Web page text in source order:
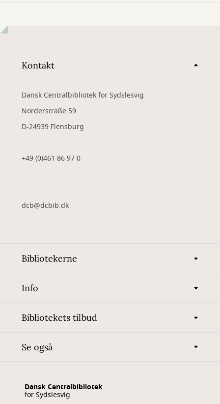
Kontakt
Dansk Centralbibliotek for Sydslesvig
Norderstraße 59
D-24939 Flensburg
+49 (0)461 86 97 0
dcb@dcbib.dk
Bibliotekerne
Info
Bibliotekets tilbud
Se også
Dansk Centralbibliotek
for Sydslesvig